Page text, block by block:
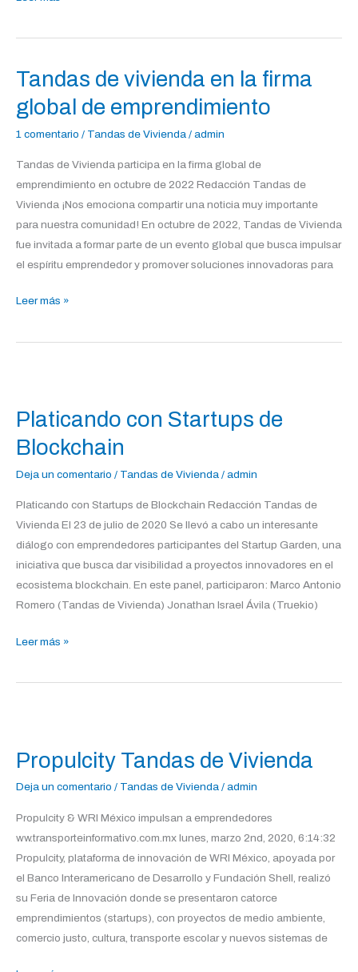
Tandas de vivienda en la firma
global de emprendimiento
1 comentario / Tandas de Vivienda / admin
Tandas de Vivienda participa en la firma global de
emprendimiento en octubre de 2022 Redacción Tandas de
Vivienda ¡Nos emociona compartir una noticia muy importante
para nuestra comunidad! En octubre de 2022, Tandas de Vivienda
fue invitada a formar parte de un evento global que busca impulsar
el espíritu emprendedor y promover soluciones innovadoras para
Tandas
vivienda
en
Leer más »
Platicando con Startups de
Blockchain
Deja un comentario / Tandas de Vivienda / admin
Platicando con Startups de Blockchain Redacción Tandas de
Vivienda El 23 de julio de 2020 Se llevó a cabo un interesante
diálogo con emprendedores participantes del Startup Garden, una
iniciativa que busca dar visibilidad a proyectos innovadores en el
ecosistema blockchain. En este panel, participaron: Marco Antonio
Romero (Tandas de Vivienda) Jonathan Israel Ávila (Truekio)
Startups
de
Leer más »
Propulcity Tandas de Vivienda
Deja un comentario / Tandas de Vivienda / admin
Propulcity & WRI México impulsan a emprendedores
ww.transporteinformativo.com.mx lunes, marzo 2nd, 2020, 6:14:32
Propulcity, plataforma de innovación de WRI México, apoyada por
el Banco Interamericano de Desarrollo y Fundación Shell, realizó
su Feria de Innovación donde se presentaron catorce
emprendimientos (startups), con proyectos de medio ambiente,
comercio justo, cultura, transporte escolar y nuevos sistemas de
de